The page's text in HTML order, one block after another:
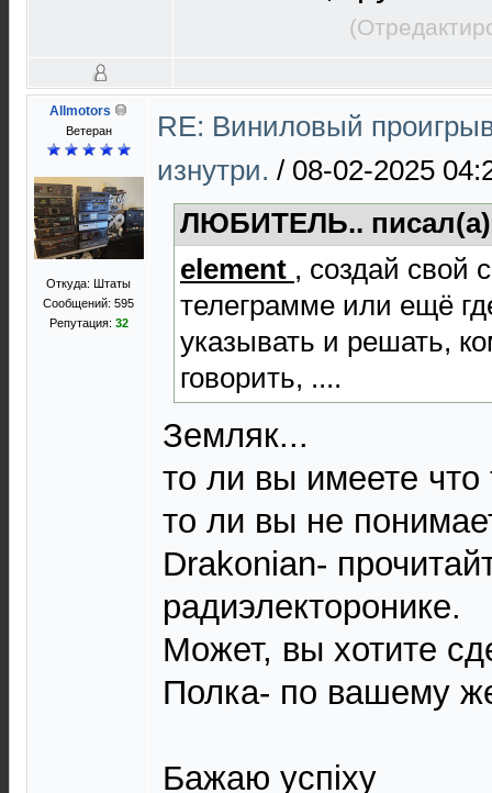
Allmotors
Ветеран
Откуда: Штаты
Сообщений: 595
Репутация: 32
RE: Виниловый
изнутри. / 08-02-2025
ЛЮБИТЕЛЬ..
element , создай свой
телеграмме или ещё
указывать и решать,
говорить, ....
Земляк...
то ли вы имеете
то ли вы не
Drakonian-
радиэлекторонике.
Может, вы хотите
Полка- по вашему
Бажаю успiху